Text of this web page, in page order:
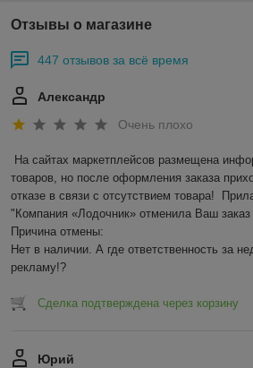
Отзывы о магазине
447 отзывов за всё время
Александр
Очень плохо
На сайтах маркетплейсов размещена
товаров, но после оформления заказа
отказе в связи с отсутствием товара!
"Компания «Лодочник» отменила Ваш
Причина отмены:
Нет в наличии. А где ответственность за
рекламу!?
Сделка подтверждена через корзину
Юрий